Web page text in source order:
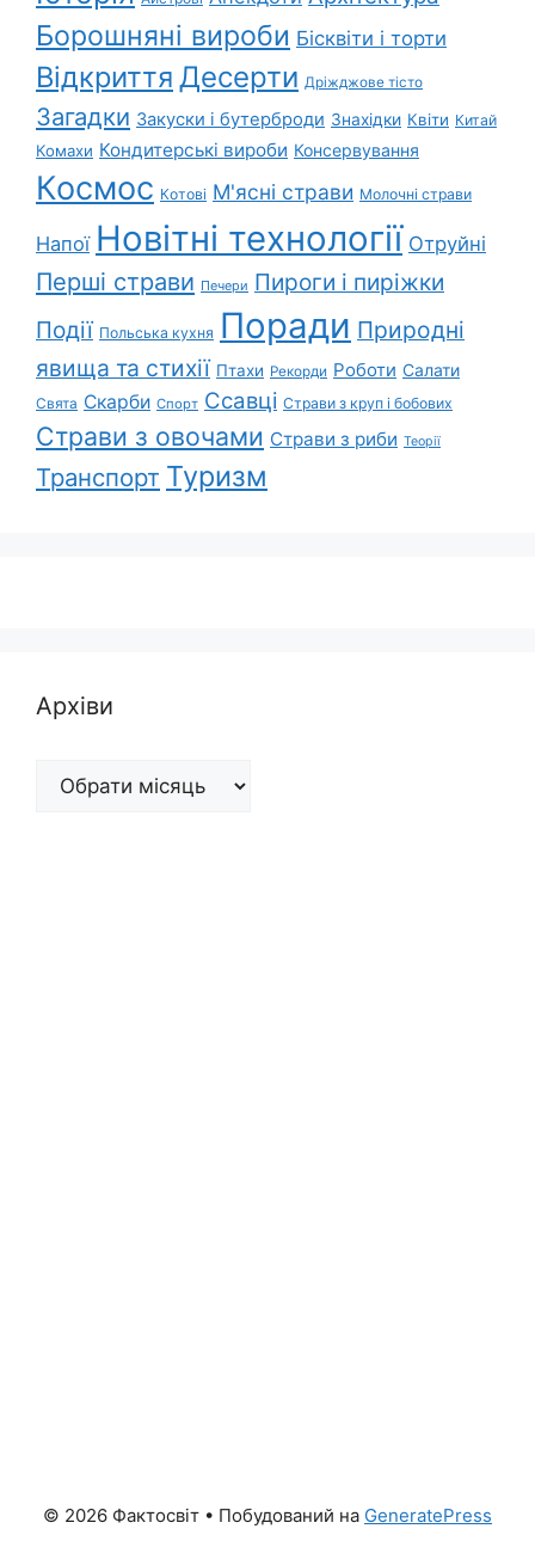
Борошняні вироби Бісквіти і торти
Відкриття Десерти Дріжджове тісто
Загадки Закуски і бутерброди Знахідки Квіти Китай
Комахи Кондитерські вироби Консервування
Космос Котові М'ясні страви Молочні страви
Напої Новітні технології Отруйні
Перші страви Печери Пироги і пиріжки
Події Польська кухня Поради Природні
явища та стихії Птахи Рекорди Роботи Салати
Свята Скарби Спорт Ссавці Страви з круп і бобових
Страви з овочами Страви з риби Теорії
Транспорт Туризм
Архіви
Архіви
© 2026 Фактосвіт • Побудований на GeneratePress